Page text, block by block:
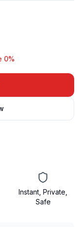
0%
Instant, Private,
Safe